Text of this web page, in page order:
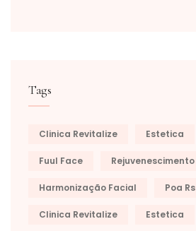
Tags
Clinica Revitalize Estetica
Fuul Face Rejuvenescimento
Harmonização Facial Poa Rs
Clinica Revitalize Estetica